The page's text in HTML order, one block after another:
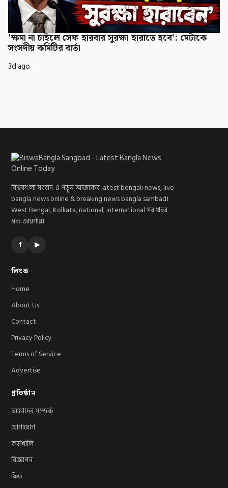
'ক্ষমা না চাইলে সেফ হারবার সুরক্ষা হারাতে হবে': মেটাকে
সংসদীয় কমিটির বার্তা
3d ago
বিশ্ববাংলা সংবাদ-এ পড়ুন আজকের latest bengali news, live
bangla news online & breaking news bangla sambad।
West Bengal, Kolkata, national, international সব খবর
এক জায়গায়।
f ▶
লিংক
Home
About Us
Contact
Privacy Policy
Terms of Service
Advertise
প্রতিষ্ঠান
আমাদের সম্পর্কে
যোগাযোগ
কর্মখালি
বিজ্ঞাপন
ফিড